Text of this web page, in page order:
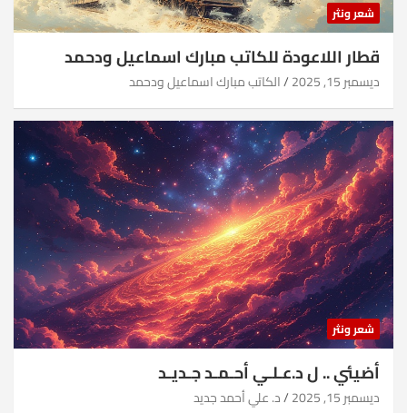
شعر ونثر
قطار اللاعودة للكاتب مبارك اسماعيل ودحمد
ديسمبر 15, 2025 الكاتب مبارك اسماعيل ودحمد
شعر ونثر
أضيئي .. ل د.عـلـي أحـمـد جـديـد
ديسمبر 15, 2025 د. علي أحمد جديد